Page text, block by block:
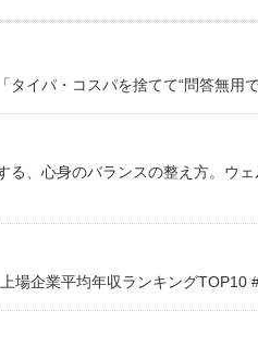
イパ・コスパを捨てて“問答無用で
る、心身のバランスの整え方。ウ
場企業平均年収ランキングTOP10